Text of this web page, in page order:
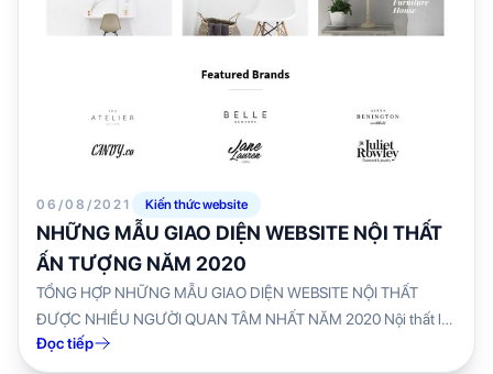
06/08/2021 Kiến thức website
NHỮNG MẪU GIAO DIỆN WEBSITE NỘI THẤT
ẤN TƯỢNG NĂM 2020
TỔNG HỢP NHỮNG MẪU GIAO DIỆN WEBSITE NỘI THẤT
ĐƯỢC NHIỀU NGƯỜI QUAN TÂM NHẤT NĂM 2020 Nội thất là
một ngành nghệ thuật...
Đọc tiếp